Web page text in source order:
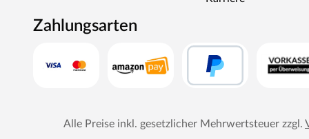
Zahlungsarten
Alle Preise inkl. gesetzlicher Mehrwertsteuer zzgl.